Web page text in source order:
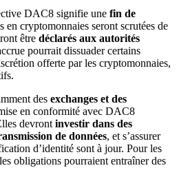
DAC8 signifie une fin de
en cryptomonnaies seront scrutées de
être déclarés aux autorités
pourrait dissuader certains
offerte par les cryptomonnaies,
des exchanges et des
en conformité avec DAC8
devrontinvestir dans des
de données, et s’assurer
d’identité sont à jour. Pour les
obligations pourraient entraîner des